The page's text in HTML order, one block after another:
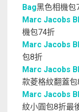
Bag黑色相機包
Marc Jacobs
機包74折
Marc Jacobs
包8折
Marc Jacobs
款菱格紋翻蓋
Marc Jacobs
紋小圓包8折最